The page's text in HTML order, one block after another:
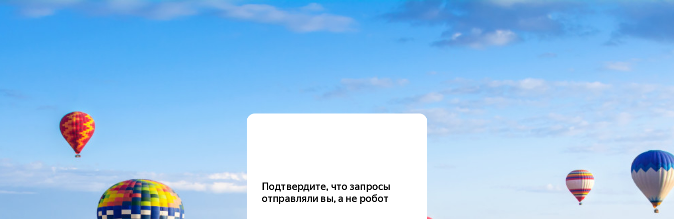
Подтвердите, что запросы
отправляли вы, а не робот